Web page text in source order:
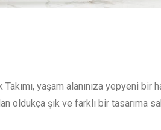
yaşam alanınıza yepyeni bir
oldukça şık ve farklı bir tasarıma